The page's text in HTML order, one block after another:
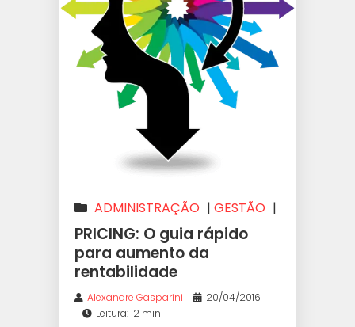
ADMINISTRAÇÃO | GESTÃO |
LUCRATIVIDADE |
PRECIFICAÇÃO |PRICING
VAREJO
PRICING: O guia rápido
para aumento da
rentabilidade
Alexandre Gasparini
20/04/2016
Leitura: 12 min